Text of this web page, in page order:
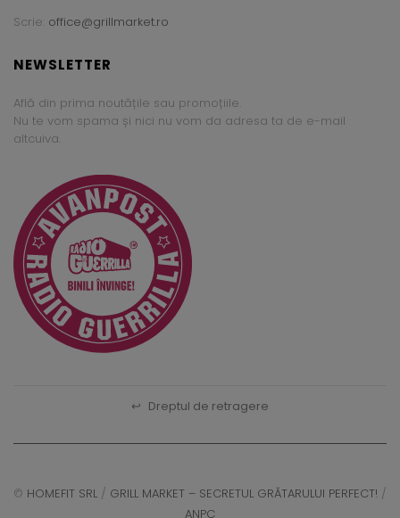
Scrie: office@grillmarket.ro
NEWSLETTER
Află din prima noutățile sau promoțiile.
Nu te vom spama și nici nu vom da adresa ta de e-mail
altcuiva.
↩ Dreptul de retragere
© HOMEFIT SRL / GRILL MARKET – SECRETUL GRĂTARULUI PERFECT! /
ANPC